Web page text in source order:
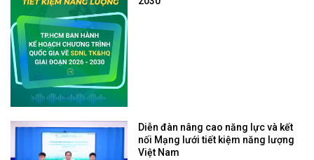
Diễn đàn nâng cao năng lực và kết
nối Mạng lưới tiết kiệm năng lượng
Việt Nam